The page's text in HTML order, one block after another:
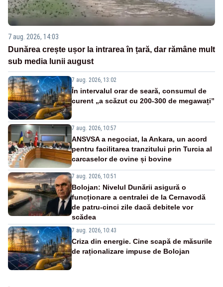
7 aug. 2026, 14:03
Dunărea crește ușor la intrarea în țară, dar rămâne mult
sub media lunii august
7 aug. 2026, 13:02
În intervalul orar de seară, consumul de
curent „a scăzut cu 200-300 de megawați”
7 aug. 2026, 10:57
ANSVSA a negociat, la Ankara, un acord
pentru facilitarea tranzitului prin Turcia al
carcaselor de ovine și bovine
7 aug. 2026, 10:51
Bolojan: Nivelul Dunării asigură o
funcționare a centralei de la Cernavodă
de patru-cinci zile dacă debitele vor
scădea
7 aug. 2026, 10:43
Criza din energie. Cine scapă de măsurile
de raționalizare impuse de Bolojan